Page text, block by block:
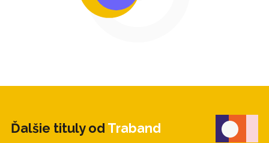
Ďalšie tituly od Traband